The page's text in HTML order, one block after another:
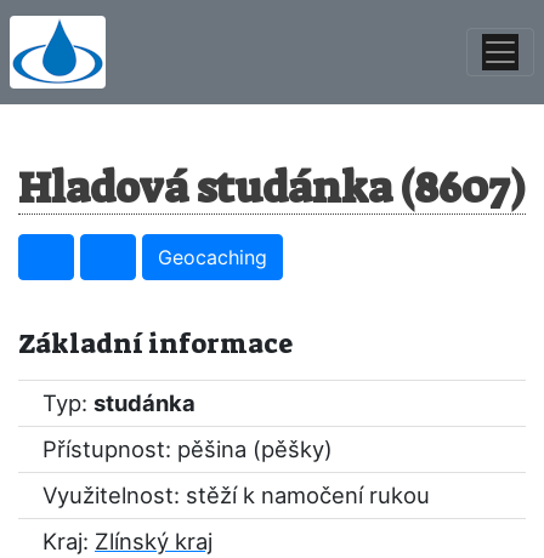
Hladová studánka (8607)
Geocaching
Základní informace
Typ: studánka
Přístupnost: pěšina (pěšky)
Využitelnost: stěží k namočení rukou
Kraj: Zlínský kraj